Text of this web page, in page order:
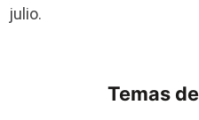
julio.
Temas